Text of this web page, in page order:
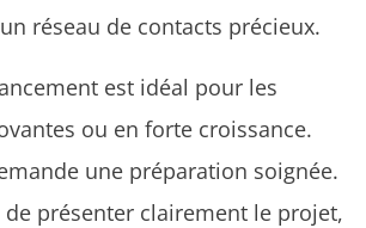
réseau de contacts précieux.
est idéal pour les
ou en forte croissance.
une préparation soignée.
présenter clairement le projet,